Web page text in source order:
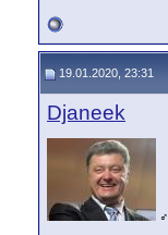
19.01.2020, 23:31
Djaneek
♂